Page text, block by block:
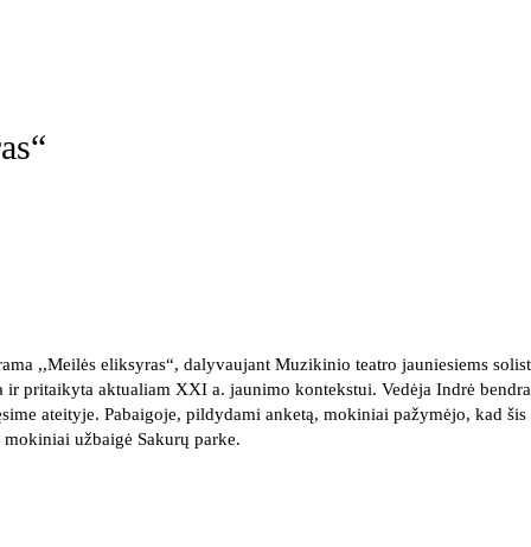
,,Meilės eliksyras“, dalyvaujant Muzikinio teatro jauniesiems
pritaikyta aktualiam XXI a. jaunimo kontekstui. Vedėja Indrė
ateityje. Pabaigoje, pildydami anketą, mokiniai pažymėjo, kad
užbaigė Sakurų parke.